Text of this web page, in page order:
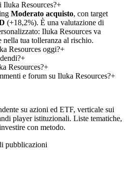
Iluka Resources?+
Moderato acquisto, con target
(+18,2%). È una valutazione di
Iluka Resources va
tua tolleranza al rischio.
Resources oggi?+
+
Resources?+
e forum su Iluka Resources?+
su azioni ed ETF, verticale sui
player istituzionali. Liste tematiche,
con metodo.
pubblicazioni